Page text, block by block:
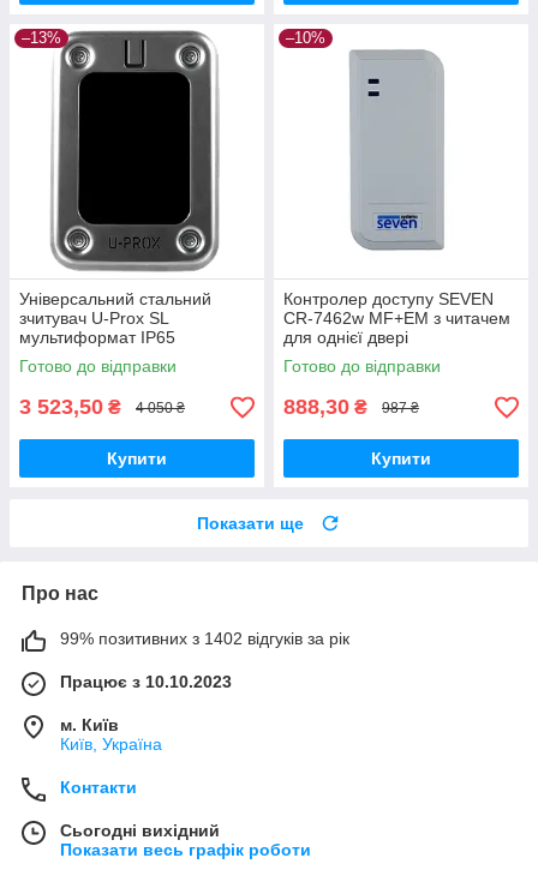
–13%
Універсальний стальний
зчитувач U-Prox SL
мультиформат IP65
Готово до відправки
3 523,50 ₴ 4 050 ₴
Купити
–10%
Контролер доступу SEVEN
CR-7462w MF+EM з читачем
для однієї двері
Готово до відправки
888,30 ₴ 987 ₴
Купити
Показати ще
Про нас
99% позитивних з 1402 відгуків за рік
Працює з 10.10.2023
м. Київ
Київ, Україна
Контакти
Сьогодні вихідний
Показати весь графік роботи